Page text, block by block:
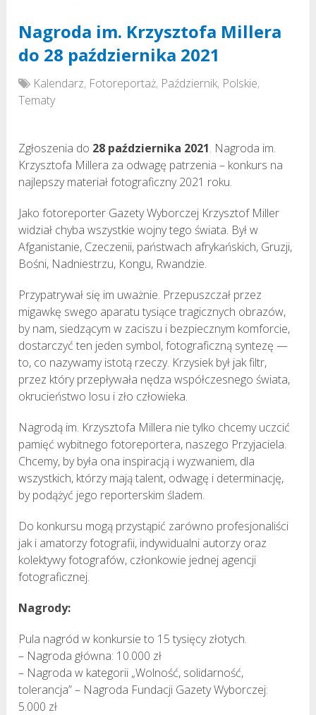
Nagroda im. Krzysztofa Millera
do 28 października 2021
Kalendarz, Fotoreportaż, Październik, Polskie,
Tematy
Zgłoszenia do 28 października 2021. Nagroda im.
Krzysztofa Millera za odwagę patrzenia – konkurs na
najlepszy materiał fotograficzny 2021 roku.
Jako fotoreporter Gazety Wyborczej Krzysztof Miller
widział chyba wszystkie wojny tego świata. Był w
Afganistanie, Czeczenii, państwach afrykańskich, Gruzji,
Bośni, Nadniestrzu, Kongu, Rwandzie.
Przypatrywał się im uważnie. Przepuszczał przez
migawkę swego aparatu tysiące tragicznych obrazów,
by nam, siedzącym w zaciszu i bezpiecznym komforcie,
dostarczyć ten jeden symbol, fotograficzną syntezę —
to, co nazywamy istotą rzeczy. Krzysiek był jak filtr,
przez który przepływała nędza współczesnego świata,
okrucieństwo losu i zło człowieka.
Nagrodą im. Krzysztofa Millera nie tylko chcemy uczcić
pamięć wybitnego fotoreportera, naszego Przyjaciela.
Chcemy, by była ona inspiracją i wyzwaniem, dla
wszystkich, którzy mają talent, odwagę i determinację,
by podążyć jego reporterskim śladem.
Do konkursu mogą przystąpić zarówno profesjonaliści
jak i amatorzy fotografii, indywidualni autorzy oraz
kolektywy fotografów, członkowie jednej agencji
fotograficznej.
Nagrody:
Pula nagród w konkursie to 15 tysięcy złotych.
– Nagroda główna: 10.000 zł
– Nagroda w kategorii „Wolność, solidarność,
tolerancja” – Nagroda Fundacji Gazety Wyborczej:
5.000 zł